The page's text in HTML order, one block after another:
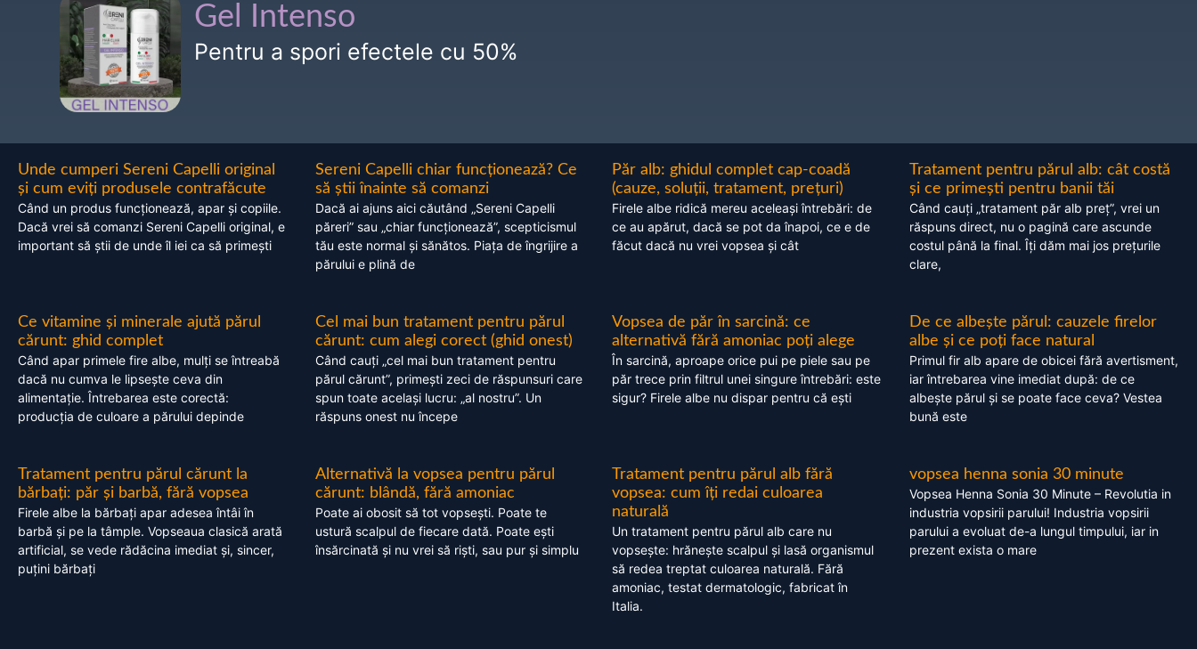
Gel Intenso
Pentru a spori efectele cu 50%
Unde cumperi Sereni Capelli original
și cum eviți produsele contrafăcute
Când un produs funcționează, apar și copiile.
Dacă vrei să comanzi Sereni Capelli original, e
important să știi de unde îl iei ca să primești
Sereni Capelli chiar funcționează? Ce
să știi înainte să comanzi
Dacă ai ajuns aici căutând „Sereni Capelli
păreri” sau „chiar funcționează”, scepticismul
tău este normal și sănătos. Piața de îngrijire a
părului e plină de
Păr alb: ghidul complet cap-coadă
(cauze, soluții, tratament, prețuri)
Firele albe ridică mereu aceleași întrebări: de
ce au apărut, dacă se pot da înapoi, ce e de
făcut dacă nu vrei vopsea și cât
Tratament pentru părul alb: cât costă
și ce primești pentru banii tăi
Când cauți „tratament păr alb preț”, vrei un
răspuns direct, nu o pagină care ascunde
costul până la final. Îți dăm mai jos prețurile
clare,
Ce vitamine și minerale ajută părul
cărunt: ghid complet
Când apar primele fire albe, mulți se întreabă
dacă nu cumva le lipsește ceva din
alimentație. Întrebarea este corectă:
producția de culoare a părului depinde
Cel mai bun tratament pentru părul
cărunt: cum alegi corect (ghid onest)
Când cauți „cel mai bun tratament pentru
părul cărunt”, primești zeci de răspunsuri care
spun toate același lucru: „al nostru”. Un
răspuns onest nu începe
Vopsea de păr în sarcină: ce
alternativă fără amoniac poți alege
În sarcină, aproape orice pui pe piele sau pe
păr trece prin filtrul unei singure întrebări: este
sigur? Firele albe nu dispar pentru că ești
De ce albește părul: cauzele firelor
albe și ce poți face natural
Primul fir alb apare de obicei fără avertisment,
iar întrebarea vine imediat după: de ce
albește părul și se poate face ceva? Vestea
bună este
Tratament pentru părul cărunt la
bărbați: păr și barbă, fără vopsea
Firele albe la bărbați apar adesea întâi în
barbă și pe la tâmple. Vopseaua clasică arată
artificial, se vede rădăcina imediat și, sincer,
puțini bărbați
Alternativă la vopsea pentru părul
cărunt: blândă, fără amoniac
Poate ai obosit să tot vopsești. Poate te
ustură scalpul de fiecare dată. Poate ești
însărcinată și nu vrei să riști, sau pur și simplu
Tratament pentru părul alb fără
vopsea: cum îți redai culoarea
naturală
Un tratament pentru părul alb care nu
vopsește: hrănește scalpul și lasă organismul
să redea treptat culoarea naturală. Fără
amoniac, testat dermatologic, fabricat în
Italia.
vopsea henna sonia 30 minute
Vopsea Henna Sonia 30 Minute – Revolutia in
industria vopsirii parului! Industria vopsirii
parului a evoluat de-a lungul timpului, iar in
prezent exista o mare